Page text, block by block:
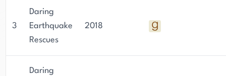
3
Daring
Earthquake
Rescues
2018
Daring